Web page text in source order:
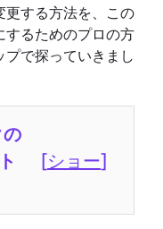
更する方法を、この
するためのプロの方
で探っていきまし
[ショー]